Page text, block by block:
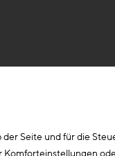
Seite und für die